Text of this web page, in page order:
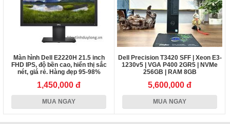
Màn hình Dell E2220H 21.5 inch
FHD IPS, độ bền cao, hiển thị sắc
nét, giá rẻ. Hàng đẹp 95-98%
1,450,000 đ
MUA NGAY
Dell Precision T3420 SFF | Xeon E3-
1230v5 | VGA P400 2GR5 | NVMe
256GB | RAM 8GB
5,600,000 đ
MUA NGAY